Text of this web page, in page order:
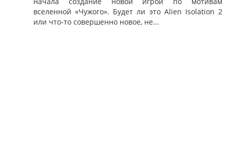
вселенной «Чужого». Будет ли это Alien Isolation 2
или что-то совершенно новое, не...